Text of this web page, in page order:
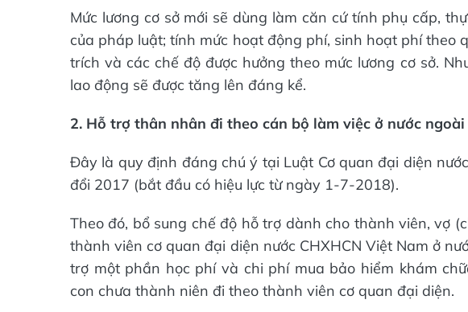
Mức lương cơ sở mới sẽ dùng làm căn cứ tính phụ cấp,
của pháp luật; tính mức hoạt động phí, sinh hoạt phí theo
trích và các chế độ được hưởng theo mức lương cơ sở.
lao động sẽ được tăng lên đáng kể.
2. Hỗ trợ thân nhân đi theo cán bộ làm việc ở nước ngoài
Đây là quy định đáng chú ý tại Luật Cơ quan đại diện
đổi 2017 (bắt đầu có hiệu lực từ ngày 1-7-2018).
Theo đó, bổ sung chế độ hỗ trợ dành cho thành viên, vợ
thành viên cơ quan đại diện nước CHXHCN Việt Nam ở
trợ một phần học phí và chi phí mua bảo hiểm khám
con chưa thành niên đi theo thành viên cơ quan đại diện.